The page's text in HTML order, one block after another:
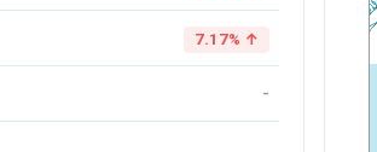
7.17% ↑
-